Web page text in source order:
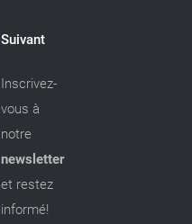
Suivant
Inscrivez-
vous à
notre
newsletter
et restez
informé!